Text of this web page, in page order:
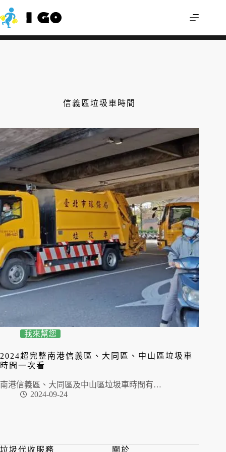
我來幫您
舊雨衣可以回收嗎？輕便雨衣怎麼丟才不
信義區垃圾車時間
我來幫您
2024超完整南港信義區、大同區、中山區垃圾車
時間一次看
南港信義區、大同區及中山區垃圾車時間有…
2024-09-24
垃圾代收服務 關於